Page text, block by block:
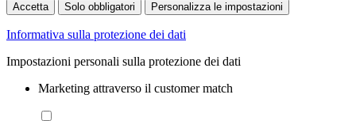
Accetta Solo obbligatori Personalizza le impostazioni
Informativa sulla protezione dei dati
Impostazioni personali sulla protezione dei dati
Marketing attraverso il customer match